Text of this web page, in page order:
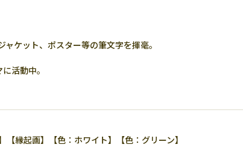
ケット、ポスター等の筆文字を揮毫。
活動中。
縁起画】【色：ホワイト】【色：グリーン】